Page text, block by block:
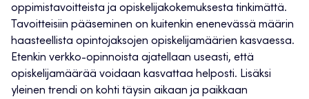
oppimistavoitteista ja opiskelijakokemuksesta tinkimättä.
Tavoitteisiin pääseminen on kuitenkin enenevässä määrin
haasteellista opintojaksojen opiskelijamäärien kasvaessa.
Etenkin verkko-opinnoista ajatellaan useasti, että
opiskelijamäärää voidaan kasvattaa helposti. Lisäksi
yleinen trendi on kohti täysin aikaan ja paikkaan